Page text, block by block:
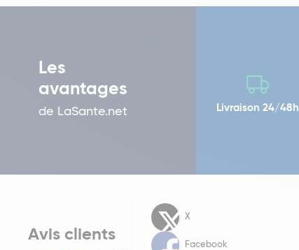
Les
avantages
de LaSante.net Livraison 24/48h
Avis clients
X
Facebook